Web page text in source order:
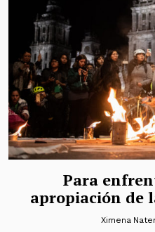
Para
apropiación de
Ximena